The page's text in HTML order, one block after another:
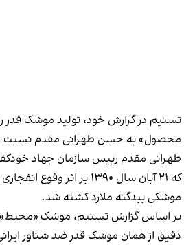
تسنیم در گزارش خود، تولید موشک قدر را
محصول» به حسن طهرانی مقدم نسبت
طهرانی مقدم رییس سازمان جهاد
که ۲۱ آبان سال ۱۳۹۰ بر اثر
وقوع انفجاری
موشکی بیدگنه ملارد کشته شد.
بر اساس گزارش تسنیم، موشک «محیط»
دقیق از همان موشک قدر ضد شناور